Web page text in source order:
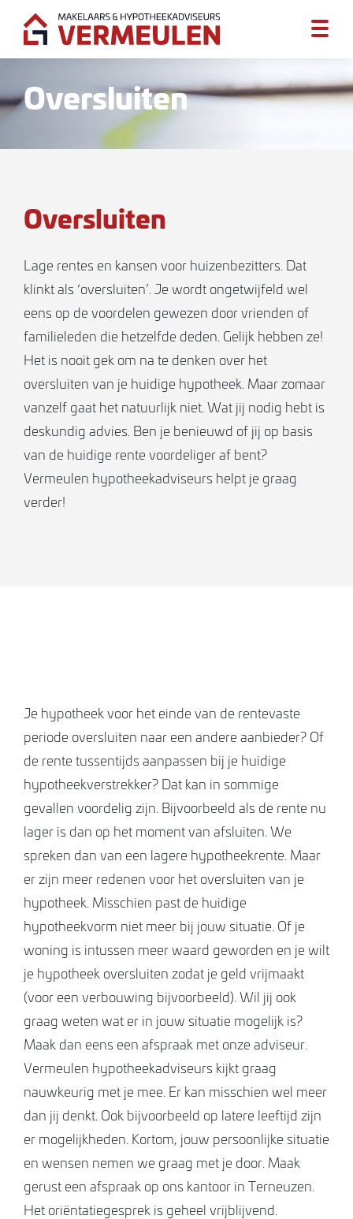
Oversluiten
Oversluiten
Lage rentes en kansen voor huizenbezitters. Dat
klinkt als ‘oversluiten’. Je wordt ongetwijfeld wel
eens op de voordelen gewezen door vrienden of
familieleden die hetzelfde deden. Gelijk hebben ze!
Het is nooit gek om na te denken over het
oversluiten van je huidige hypotheek. Maar zomaar
vanzelf gaat het natuurlijk niet. Wat jij nodig hebt is
deskundig advies. Ben je benieuwd of jij op basis
van de huidige rente voordeliger af bent?
Vermeulen hypotheekadviseurs helpt je graag
verder!
Je hypotheek voor het einde van de rentevaste
periode oversluiten naar een andere aanbieder? Of
de rente tussentijds aanpassen bij je huidige
hypotheekverstrekker? Dat kan in sommige
gevallen voordelig zijn. Bijvoorbeeld als de rente nu
lager is dan op het moment van afsluiten. We
spreken dan van een lagere hypotheekrente. Maar
er zijn meer redenen voor het oversluiten van je
hypotheek. Misschien past de huidige
hypotheekvorm niet meer bij jouw situatie. Of je
woning is intussen meer waard geworden en je wilt
je hypotheek oversluiten zodat je geld vrijmaakt
(voor een verbouwing bijvoorbeeld). Wil jij ook
graag weten wat er in jouw situatie mogelijk is?
Maak dan eens een afspraak met onze adviseur.
Vermeulen hypotheekadviseurs kijkt graag
nauwkeurig met je mee. Er kan misschien wel meer
dan jij denkt. Ook bijvoorbeeld op latere leeftijd zijn
er mogelijkheden. Kortom, jouw persoonlijke situatie
en wensen nemen we graag met je door. Maak
gerust een afspraak op ons kantoor in Terneuzen.
Het oriëntatiegesprek is geheel vrijblijvend.